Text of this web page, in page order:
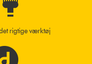
rigtige værktøj